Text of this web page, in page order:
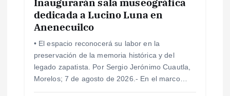
dedicada a Lucino Luna en
Anenecuilco
• El espacio reconocerá su labor en la
preservación de la memoria histórica y del
legado zapatista. Por Sergio Jerónimo Cuautla,
Morelos; 7 de agosto de 2026.- En el marco…